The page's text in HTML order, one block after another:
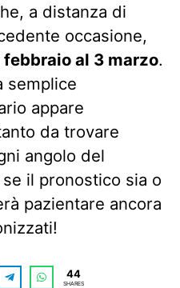
a distanza di
occasione,
al 3 marzo.
semplice
appare
da trovare
angolo del
il pronostico sia o
pazientare ancora
44
SHARES